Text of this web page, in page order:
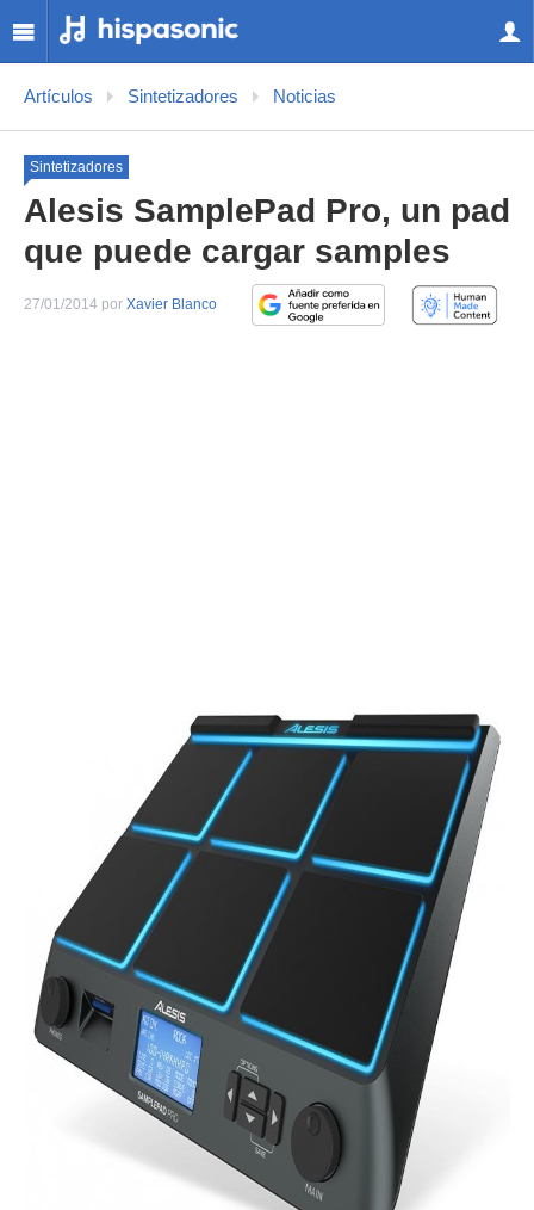
Artículos Sintetizadores Noticias
Sintetizadores
Alesis SamplePad Pro, un pad
que puede cargar samples
27/01/2014 por Xavier Blanco